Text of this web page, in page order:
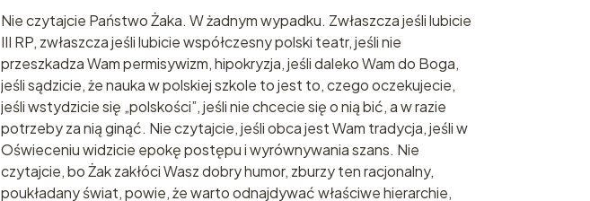
Nie czytajcie Państwo Żaka. W żadnym wypadku. Zwłaszcza jeśli lubicie
III RP, zwłaszcza jeśli lubicie współczesny polski teatr, jeśli nie
przeszkadza Wam permisywizm, hipokryzja, jeśli daleko Wam do Boga,
jeśli sądzicie, że nauka w polskiej szkole to jest to, czego oczekujecie,
jeśli wstydzicie się „polskości”, jeśli nie chcecie się o nią bić, a w razie
potrzeby za nią ginąć. Nie czytajcie, jeśli obca jest Wam tradycja, jeśli w
Oświeceniu widzicie epokę postępu i wyrównywania szans. Nie
czytajcie, bo Żak zakłóci Wasz dobry humor, zburzy ten racjonalny,
poukładany świat, powie, że warto odnajdywać właściwe hierarchie,